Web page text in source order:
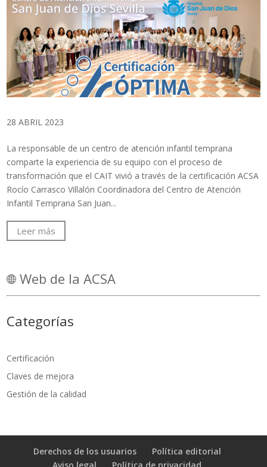
28 ABRIL 2023
La responsable de un centro de atención infantil temprana
comparte la experiencia de su equipo con el proceso de
transformación que el CAIT vivió a través de la certificación ACSA
Rocío Carrasco Villalón Coordinadora del Centro de Atención
Infantil Temprana San Juan...
Leer más
Web de la ACSA
Categorías
Certificación
Claves de mejora
Gestión de la calidad
Derechos de los usuarios
Política editorial